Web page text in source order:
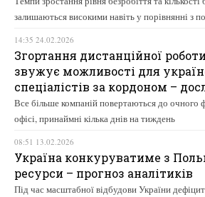
залишаються високими навіть у порівнянні з
14:35 24.02.2026
Згортання дистанційної
звужує можливості для
спеціалістів за кордоном –
Все більше компаній повертаються до очного
офісі, принаймні кілька днів на тиждень
08:51 13.02.2026
Україна конкуруватиме з
ресурси – прогноз аналітиків
Під час масштабної відбудови України